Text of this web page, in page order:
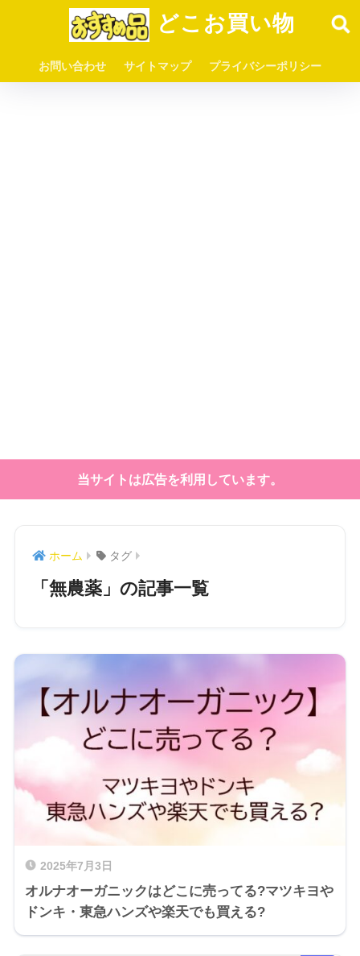
どこお買い物
お問い合わせ サイトマップ プライバシーポリシー
当サイトは広告を利用しています。
ホーム タグ
「無農薬」の記事一覧
2025年7月3日
オルナオーガニックはどこに売ってる?マツキヨや
ドンキ・東急ハンズや楽天でも買える?